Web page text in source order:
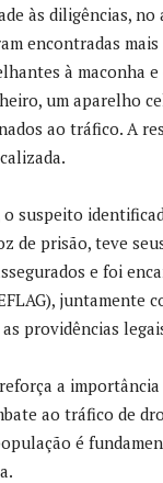
às diligências, no
encontradas
à maconha
um aparelho
ao tráfico. A
suspeito
de prisão, teve
e foi
juntamente
providências
a importância
ao tráfico de
é